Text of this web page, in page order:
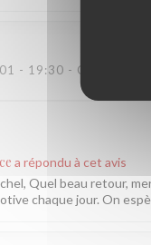
- 19:30 - COUVERTS 2
a répondu à cet avis
Quel beau retour,
chaque jour. On